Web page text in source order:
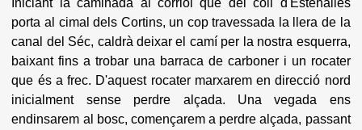
porta al cimal dels Cortins, un cop travessada la llera de la
canal del Séc, caldrà deixar el camí per la nostra esquerra,
baixant fins a trobar una barraca de carboner i un rocater
que és a frec. D'aquest rocater marxarem en direcció nord
inicialment sense perdre alçada. Una vegada ens
endinsarem al bosc, començarem a perdre alçada, passant